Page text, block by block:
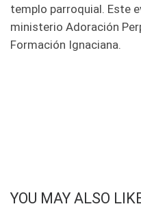
templo parroquial. Este
ministerio Adoración
Formación Ignaciana.
YOU MAY ALSO